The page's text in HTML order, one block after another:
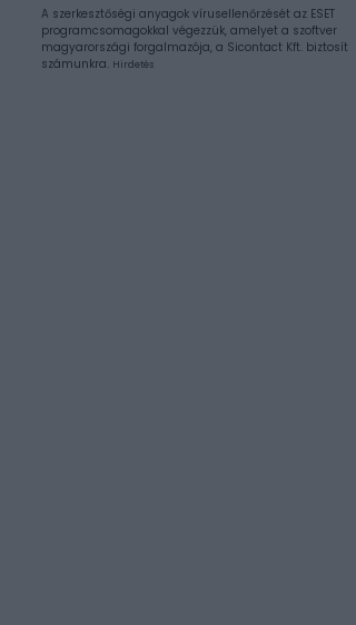
A szerkesztőségi anyagok vírusellenőrzését az ESET
programcsomagokkal végezzük, amelyet a szoftver
magyarországi forgalmazója, a Sicontact Kft. biztosít
számunkra. Hirdetés